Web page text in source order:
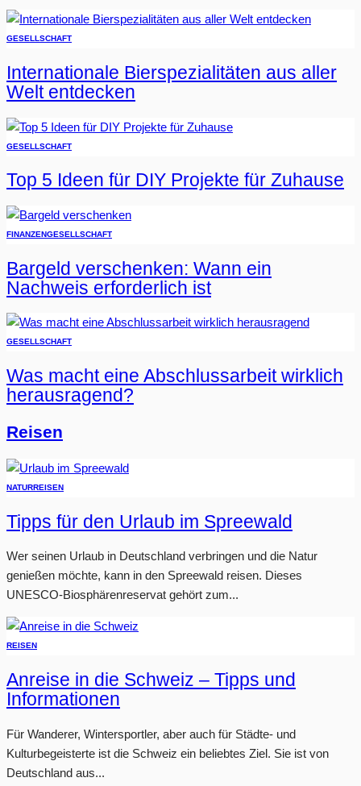
GESELLSCHAFT
Internationale Bierspezialitäten aus aller
Welt entdecken
GESELLSCHAFT
Top 5 Ideen für DIY Projekte für Zuhause
FINANZENGESELLSCHAFT
Bargeld verschenken: Wann ein
Nachweis erforderlich ist
GESELLSCHAFT
Was macht eine Abschlussarbeit wirklich
herausragend?
Reisen
NATURREISEN
Tipps für den Urlaub im Spreewald
Wer seinen Urlaub in Deutschland verbringen und die Natur
genießen möchte, kann in den Spreewald reisen. Dieses
UNESCO-Biosphärenreservat gehört zum...
REISEN
Anreise in die Schweiz – Tipps und
Informationen
Für Wanderer, Wintersportler, aber auch für Städte- und
Kulturbegeisterte ist die Schweiz ein beliebtes Ziel. Sie ist von
Deutschland aus...